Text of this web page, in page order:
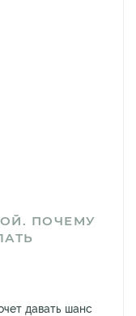
ПОЧЕМУ
давать шанс